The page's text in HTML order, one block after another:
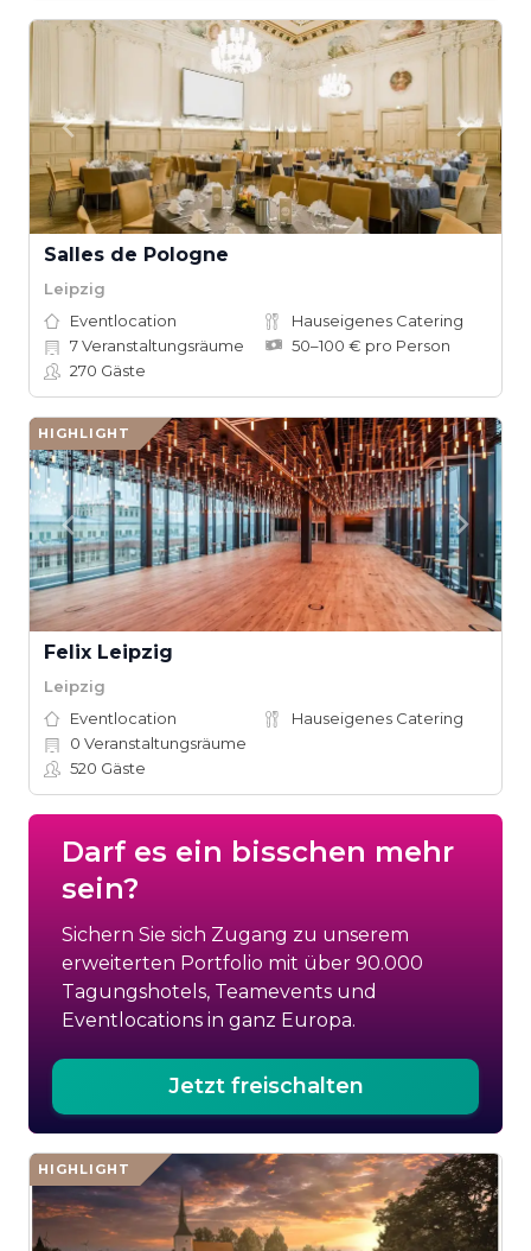
Salles de Pologne
Leipzig
Eventlocation
Hauseigenes Catering
7Veranstaltungsräume
50–100 € pro Person
270 Gäste
HIGHLIGHT
Felix Leipzig
Leipzig
Eventlocation
Hauseigenes Catering
0 Veranstaltungsräume
520 Gäste
Darf es ein bisschen mehr
sein?
Sichern Sie sich Zugang zu unserem
erweiterten Portfolio mit über 90.000
Tagungshotels, Teamevents und
Eventlocations in ganz Europa.
Jetzt freischalten
HIGHLIGHT